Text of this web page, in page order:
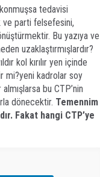
tedavisi
ve parti felsefesini,
Bu yazıya ve
uzaklaştırmışlardır?
kol kırılır yen içinde
mi?yeni kadrolar soy
bu CTP’nin
dönecektir. Temennim
Fakat hangi CTP’ye